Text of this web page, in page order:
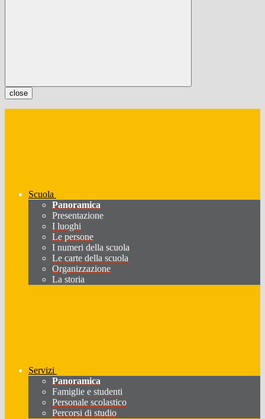
close
Scuola
Panoramica
Presentazione
I luoghi
Le persone
I numeri della scuola
Le carte della scuola
Organizzazione
La storia
Servizi
Panoramica
Famiglie e studenti
Personale scolastico
Percorsi di studio